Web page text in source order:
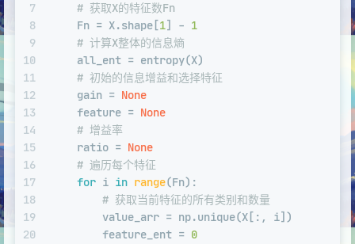
7
8
9
10
11
12
13
14
15
16
17
18
19
20
# 获取X的特征数Fn
    Fn = X.shape[
1] - 1
# 计算X整体的信息熵
    all_ent = entropy(X)
# 初始的信息增益和选择特征
    gain =
None
    feature =
None
# 增益率
    ratio =
None
# 遍历每个特征
for i in range(Fn):
# 获取当前特征的所有类别和数量
        value_arr = np.unique(X[:, i])
        feature_ent =
0